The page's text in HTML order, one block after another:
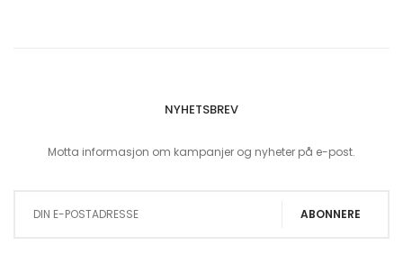
NYHETSBREV
Motta informasjon om kampanjer og nyheter på e-post.
ABONNERE